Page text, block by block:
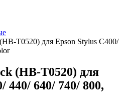
T0520) для Epson Stylus C400/
(HB-T0520) для
440/ 640/ 740/ 800,